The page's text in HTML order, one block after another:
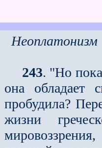
Неоплатонизм
243. "Но
она
пробудила?
жизни